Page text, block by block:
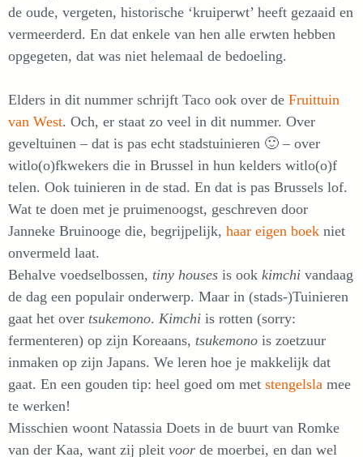
de oude, vergeten, historische ‘kruiperwt’ heeft gezaaid en
vermeerderd. En dat enkele van hen alle erwten hebben
opgegeten, dat was niet helemaal de bedoeling.
Elders in dit nummer schrijft Taco ook over de Fruittuin
van West. Och, er staat zo veel in dit nummer. Over
geveltuinen – dat is pas echt stadstuinieren 🙂 – over
witlo(o)fkwekers die in Brussel in hun kelders witlo(o)f
telen. Ook tuinieren in de stad. En dat is pas Brussels lof.
Wat te doen met je pruimenoogst, geschreven door
Janneke Bruinooge die, begrijpelijk, haar eigen boek niet
onvermeld laat.
Behalve voedselbossen, tiny houses is ook kimchi vandaag
de dag een populair onderwerp. Maar in (stads-)Tuinieren
gaat het over tsukemono. Kimchi is rotten (sorry:
fermenteren) op zijn Koreaans, tsukemono is zoetzuur
inmaken op zijn Japans. We leren hoe je makkelijk dat
gaat. En een gouden tip: heel goed om met stengelsla mee
te werken!
Misschien woont Natassia Doets in de buurt van Romke
van der Kaa, want zij pleit voor de moerbei, en dan wel